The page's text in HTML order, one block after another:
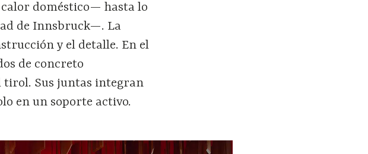
doméstico— hasta lo
de Innsbruck—. La
y el detalle. En el
de concreto
tirol. Sus juntas integran
en un soporte activo.